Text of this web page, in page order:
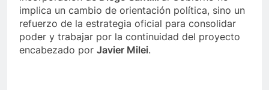
implica un cambio de orientación política, sino un
refuerzo de la estrategia oficial para consolidar
poder y trabajar por la continuidad del proyecto
encabezado por Javier Milei.